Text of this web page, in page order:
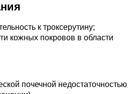
к троксерутину;
кожных покровов в области
почечной недостаточностью